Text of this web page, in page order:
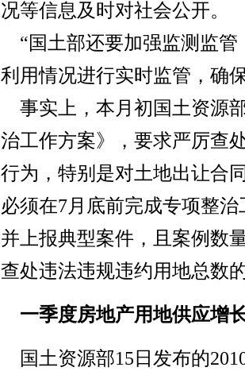
况等信息及时对社会公开。
“国土部还要加强监测监管
利用情况进行实时监管，确
事实上，本月初国土资源
治工作方案》，要求严厉查
行为，特别是对土地出让合
必须在7月底前完成专项整
并上报典型案件，且案例数
查处违法违规违约用地总数
一季度房地产用地供应增
国土资源部15日发布的